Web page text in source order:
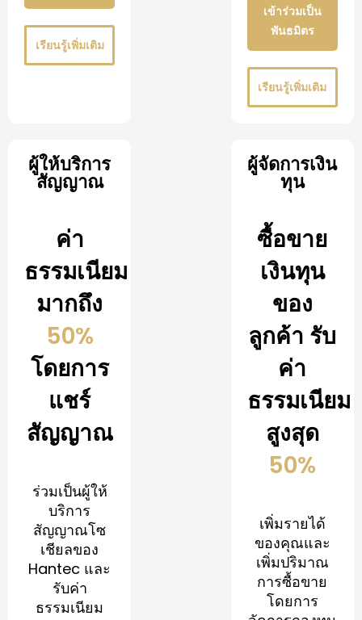
เรียนรู้เพิ่มเติม
เข้าร่วมเป็น
พันธมิตร
เรียนรู้เพิ่มเติม
ผู้ให้บริการ
สัญญาณ
ค่า
ธรรมเนียม
มากถึง
50%
โดยการ
แชร์
สัญญาณ
ร่วมเป็นผู้ให้
บริการ
สัญญาณโซ
เชียลของ
Hantec และ
รับค่า
ธรรมเนียม
ผู้จัดการเงิน
ทุน
ซื้อขาย
เงินทุน
ของ
ลูกค้า รับ
ค่า
ธรรมเนียม
สูงสุด
50%
เพิ่มรายได้
ของคุณและ
เพิ่มปริมาณ
การซื้อขาย
โดยการ